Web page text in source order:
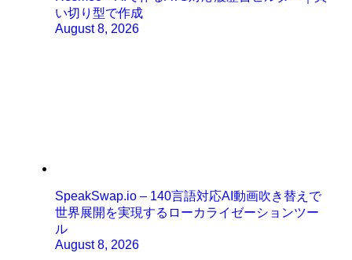
い切り型で作成
August 8, 2026
SpeakSwap.io – 140言語対応AI動画吹き替えで
世界展開を実現するローカライゼーションツー
ル
August 8, 2026